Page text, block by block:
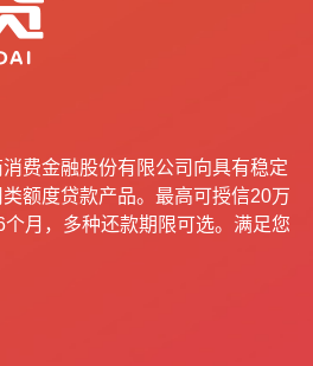
费金融股份有限公司向具有稳定
额度贷款产品。最高可授信20万
月，多种还款期限可选。满足您